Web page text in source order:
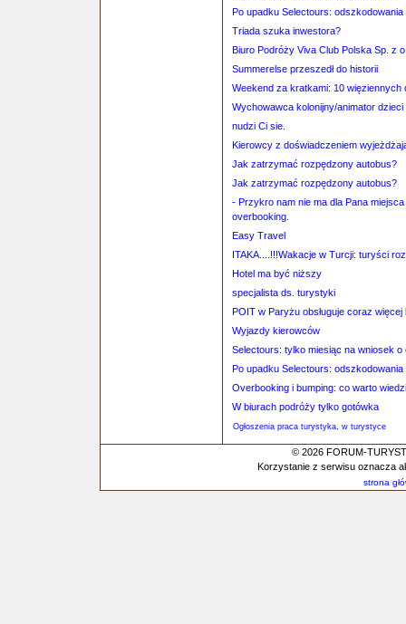
Po upadku Selectours:
Triada szuka inwestora?
Biuro Podróży Viva Club Polska Sp. z
Summerelse przeszedł do historii
Weekend za kratkami: 10
Wychowawca kolonijny/animator dzieci
nudzi Ci sie.
Kierowcy z doświadczeniem
Jak zatrzymać rozpędzony autobus?
Jak zatrzymać rozpędzony autobus?
- Przykro nam nie ma dla Pana
overbooking.
Easy Travel
ITAKA....!!!Wakacje w Turcji: turyści
Hotel ma być niższy
specjalista ds. turystyki
POIT w Paryżu obsługuje coraz więcej
Wyjazdy kierowców
Selectours: tylko miesiąc na wniosek o
Po upadku Selectours:
Overbooking i bumping: co warto
W biurach podróży tylko gotówka
Ogłoszenia praca turystyka, w turystyce
© 2026 FORUM-
Korzystanie z serwisu oznacza
strona